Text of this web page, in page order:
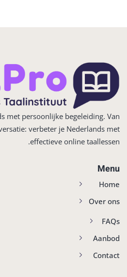
met persoonlijke begeleiding. Van
verbeter je Nederlands met
effectieve online taallessen.
Menu
Home
Over ons
FAQs
Aanbod
Contact